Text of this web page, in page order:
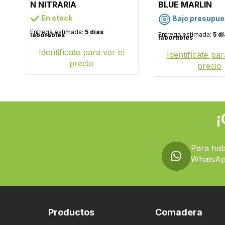
N NITRARIA
En stock
Entrega estimada: 5 días
laborables
Identifícate para ver el
precio
BLUE MARLIN
Bajo
Entrega estimada: 5
laborables
Identifícate
precio
Para
Productos Comadera